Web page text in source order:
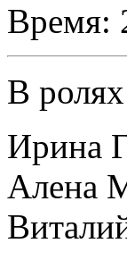
Время:
В
Ирина
Алена